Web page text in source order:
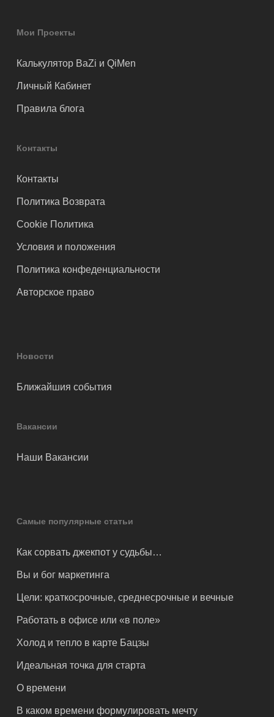
Мои Проекты
Калькулятор BaZi и QiMen
Личный Кабинет
Правила блога
Контакты
Контакты
Политика Возврата
Cookie Политика
Условия и положения
Политика конфеденциальности
Авторское право
Новости
Ближайшия события
Вакансии
Наши Вакансии
Самые популярные статьи
Как сорвать джекпот у судьбы…
Вы и бог маркетинга
Цели: краткосрочные, среднесрочные и вечные
Работать в офисе или «в поле»
Холод и тепло в карте Бацзы
Идеальная точка для старта
О времени
В каком времени формулировать мечту